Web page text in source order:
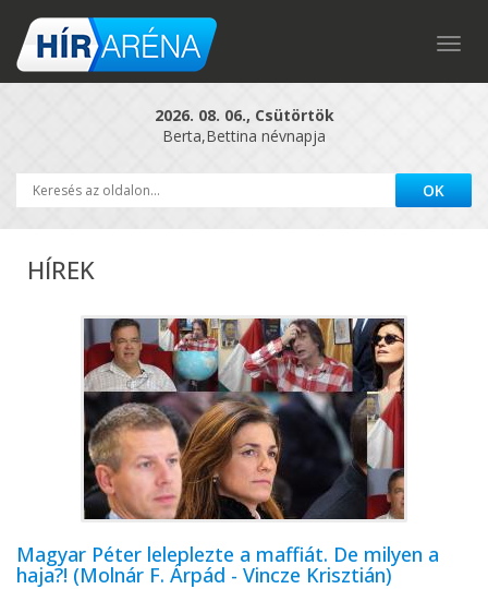
2026. 08. 06., Csütörtök
Berta,Bettina névnapja
HÍREK
Magyar Péter leleplezte a maffiát. De milyen a
haja?! (Molnár F. Árpád - Vincze Krisztián)